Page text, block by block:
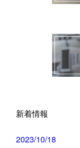
新着情報
2023/10/18